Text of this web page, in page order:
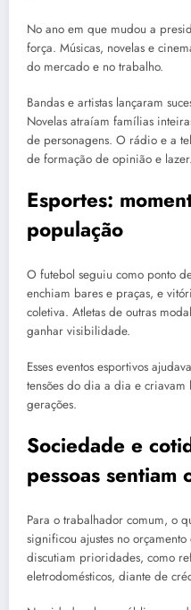
No ano em que mudou a
força. Músicas, novelas e
do mercado e no trabalho.
Bandas e artistas lançaram
Novelas atraíam famílias
de personagens. O rádio e a
de formação de opinião e lazer.
Esportes:
população
O futebol seguiu como ponto
enchiam bares e praças, e
coletiva. Atletas de outras
ganhar visibilidade.
Esses eventos esportivos
tensões do dia a dia e criavam
gerações.
Sociedade e
pessoas sentiam
Para o trabalhador comum, o
significou ajustes no
discutiam prioridades, como
eletrodomésticos, diante de